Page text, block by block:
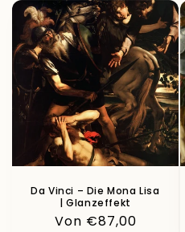
Da Vinci – Die Mona Lisa
| Glanzeffekt
Normaler
Von €87,00